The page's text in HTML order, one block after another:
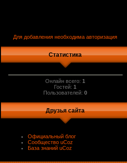
Для добавления необходима авторизация
Статистика
Онлайн всего:1
Гостей:1
Пользователей:0
Друзья сайта
Официальный блог
Сообщество uCoz
База знаний uCoz